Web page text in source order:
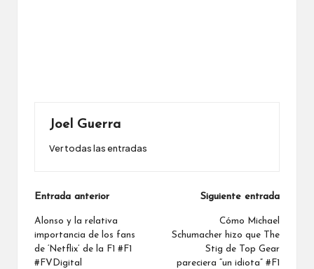
Joel Guerra
Ver todas las entradas
Navegación
de
entradas
Entrada anterior
Alonso y la relativa
importancia de los fans
de ‘Netflix’ de la F1 #F1
#FVDigital
Siguiente entrada
Cómo Michael
Schumacher hizo que The
Stig de Top Gear
pareciera “un idiota” #F1